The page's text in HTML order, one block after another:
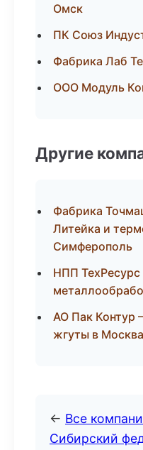
Омск
ПК Союз
Фабрика Лаб
ООО Модуль
Другие
Фабрика
Литейка и
Симферополь
НПП
АО Пак Контур
жгуты в Москва
← Все
Сибирский